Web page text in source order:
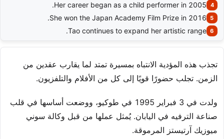
Her career began as a child performer in 2005.
She won the Japan Academy Film Prize in 2016.
Tao continues to expand her artistic range.
تجذب هذه المؤدية الانتباه بمسيرة تمتد لما يقارب عقدين من
الزمن. تجلب حضورًا قويًا إلى كل من الأفلام والتلفزيون.
ولدت في 3 فبراير 1995 في طوكيو، ووضعت أساسها في قلب
صناعة الترفيه في اليابان. يُمثل عملها من قبل وكالة سوني
ميوزيك آرتيستز المرموقة.